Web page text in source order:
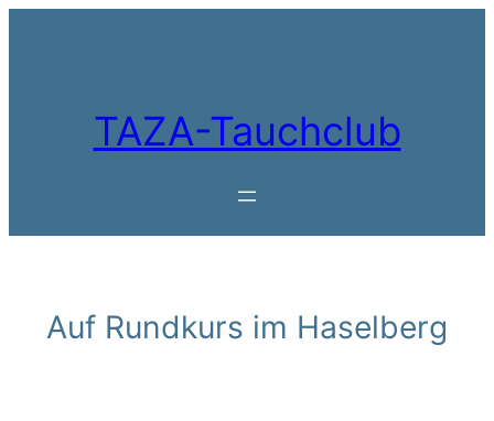
TAZA-Tauchclub
Auf Rundkurs im Haselberg